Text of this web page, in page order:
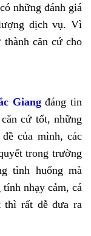
những đánh giá
dịch vụ. Vì
căn cứ cho
Giang đáng tin
cứ tốt, những
của mình, các
trong trường
tình huống mà
tính nhạy cảm, cá
thì rất dễ đưa ra